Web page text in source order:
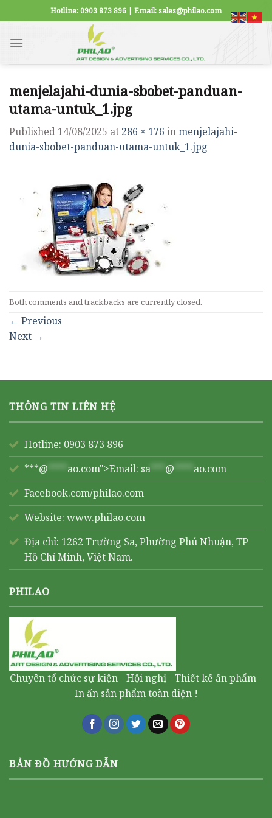
to
content
Hotline: 0903 873 896 | Email: sales@philao.com
menjelajahi-dunia-sbobet-panduan-
utama-untuk_1.jpg
Published 14/08/2025 at 286 × 176 inmenjelajahi-
dunia-sbobet-panduan-utama-untuk_1.jpg
Both comments and trackbacks are currently closed.
← Previous
Next →
THÔNG TIN LIÊN HỆ
Hotline: 0903 873 896
***@ **** ao.com">Email: sa *** @ **** ao.com
Facebook.com/philao.com
Website: www.philao.com
Địa chỉ: 1262 Trường Sa, Phường Phú Nhuận, TP
Hồ Chí Minh, Việt Nam.
PHILAO
Chuyên tổ chức sự kiện - Hội nghị - Thiết kế ấn phẩm -
In ấn sản phẩm toàn diện !
BẢN ĐỒ HƯỚNG DẪN